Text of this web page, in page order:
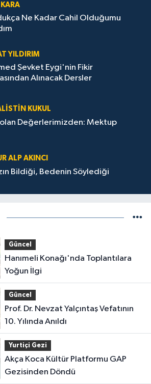
Ne Kadar Cahil Olduğumu
YILDIRIM
Şevket Eygi'nin Fikir
Alınacak Dersler
KUKUL
Değerlerimizden: Mektup
ALP AKINCI
Bildiği, Bedenin Söylediği
Güncel
Hanımeli Konağı'nda Toplantılara
Yoğun İlgi
Güncel
Prof. Dr. Nevzat Yalçıntaş Vefatının
10. Yılında Anıldı
Yurtiçi Gezi
Akça Koca Kültür Platformu GAP
Gezisinden Döndü